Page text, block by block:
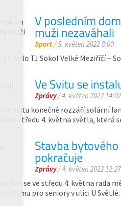
V posledním
muži nezaváhali
Sport/ 5. květen 2022 8:00
21. kolo TJ Sokol Velké Meziříčí –
Ve Svitu se
Zprávy/ 4. květen 2022 14:02
ve Svitu konečně rozzáří solární
ve středu 4. května světla,
Stavba
pokračuje
Zprávy/ 4. květen 2022 12:27
dne se ve středu 4. května rada
domu pro seniory v ulici U